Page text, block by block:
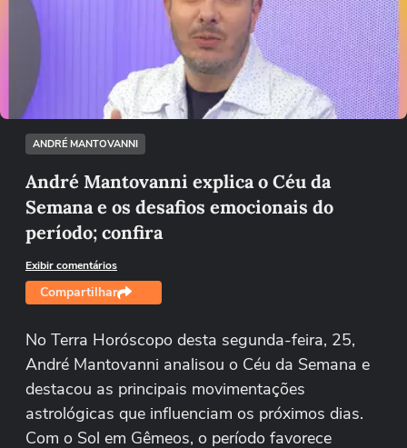
Não foi possível reproduzir o vídeo
Tentar novamente
ANDRÉ MANTOVANNI
André Mantovanni explica o Céu da
Semana e os desafios emocionais do
período; confira
Exibir comentários
Compartilhar
No Terra Horóscopo desta segunda-feira, 25,
André Mantovanni analisou o Céu da Semana e
destacou as principais movimentações
astrológicas que influenciam os próximos dias.
Com o Sol em Gêmeos, o período favorece